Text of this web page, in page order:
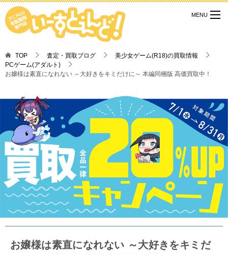
TOP 査定・買取ブログ
美少女ゲーム(R18)の買取情報
PCゲーム(アダルト)
お嬢様は素直になれない ～大好きをキミだけに～ 本編同梱版 高価買取中！
お嬢様は素直になれない ～大好きをキミだ